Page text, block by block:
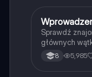
WJęzyk polski
Sprawdź
głównych
8 5,985